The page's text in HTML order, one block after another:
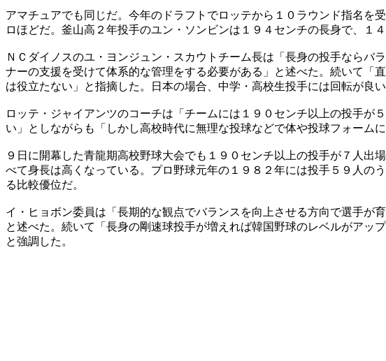
アマチュアでも同じだ。今年のドラフトでロッテから１０ラウンド指名を
ロほどだ。釜山高２年投手のユン・ソンビンは１９４センチの長身で、１
ＮＣダイノスのユ・ヨンジュン・スカウトチーム長は「長身の投手なら
ナーの支援を受けて体系的な管理をする必要がある」と述べた。続いて「
は役立たない」と指摘した。日本の場合、中学・高校生投手には回転が良
ロッテ・ジャイアンツのコーチは「チームには１９０センチ以上の投手
い」としながらも「しかし高校時代に無理な投球などで体や投球フォーム
９日に開幕した青龍期高校野球大会でも１９０センチ以上の投手が７人
べて身長は高くなっている。プロ野球元年の１９８２年には投手５９人の
る比較優位だ。
イ・ヒョボン委員は「長期的な観点でバランスを向上させる方向で選手が
と述べた。続いて「長身の剛速球投手が増えれば韓国野球のレベルがアッ
と強調した。